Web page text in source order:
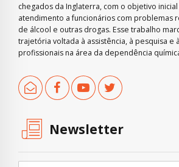
chegados da Inglaterra, com o objetivo
atendimento a funcionários com problemas
de álcool e outras drogas. Esse trabalho
trajetória voltada à assistência, à pesquisa e
profissionais na área da dependência
Newsletter